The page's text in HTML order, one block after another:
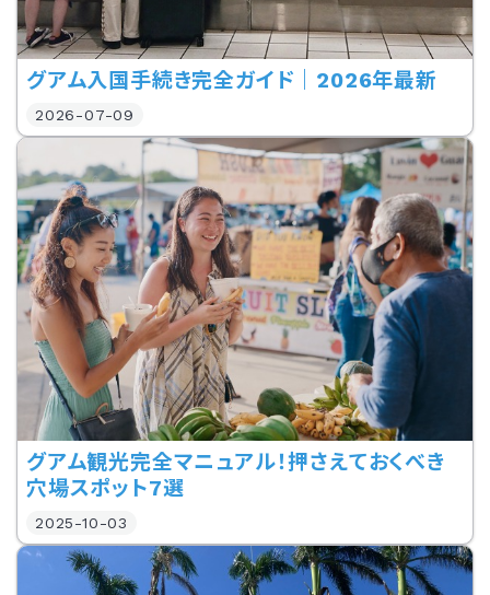
グアム入国手続き完全ガイド｜2026年最新
2026-07-09
グアム観光完全マニュアル！押さえておくべき
穴場スポット7選
2025-10-03